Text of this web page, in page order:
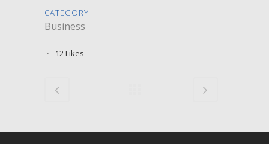
CATEGORY
Business
12Likes